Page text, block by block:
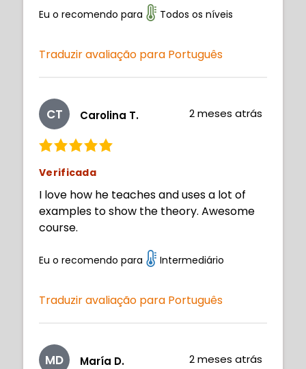
Eu o recomendo para Todos os níveis
Traduzir avaliação para Português
CT Carolina T. 2 meses atrás
Verificada
I love how he teaches and uses a lot of
examples to show the theory. Awesome
course.
Eu o recomendo para Intermediário
Traduzir avaliação para Português
MD María D. 2 meses atrás